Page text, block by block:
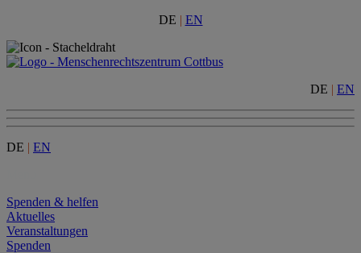
DE | EN
DE | EN
DE | EN
Spenden & helfen
Aktuelles
Veranstaltungen
Spenden